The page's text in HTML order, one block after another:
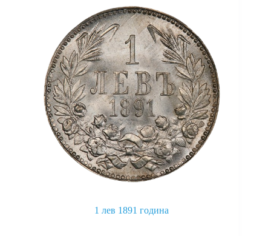
has
multiple
variants.
The
options
may
be
chosen
on
the
product
page
1 лев 1891 година